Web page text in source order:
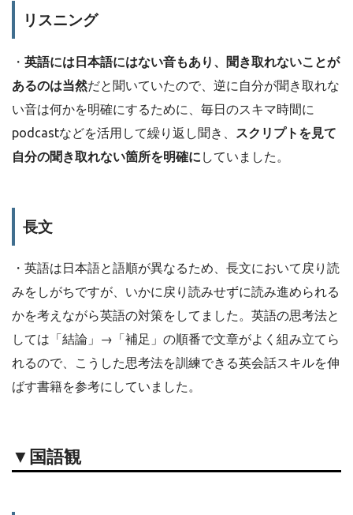
リスニング
・ 英語には日本語にはない音もあり、聞き取れないことが
あるのは当然だと聞いていたので、逆に自分が聞き取れな
い音は何かを明確にするために、毎日のスキマ時間に
podcastなどを活用して繰り返し聞き、
スクリプトを見て
自分の聞き取れない箇所を明確に していました。
長文
・英語は日本語と語順が異なるため、長文において戻り読
みをしがちですが、いかに戻り読みせずに読み進められる
かを考えながら英語の対策をしてました。英語の思考法と
しては「結論」→「補足」の順番で文章がよく組み立てら
れるので、こうした思考法を訓練できる英会話スキルを伸
ばす書籍を参考にしていました。
▼国語観